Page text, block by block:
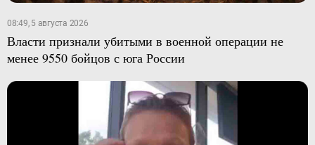
08:49, 5 августа 2026
Власти признали убитыми в военной операции не
менее 9550 бойцов с юга России